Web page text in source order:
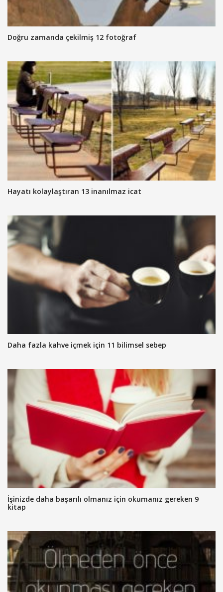
Doğru zamanda çekilmiş 12 fotoğraf
Hayatı kolaylaştıran 13 inanılmaz icat
Daha fazla kahve içmek için 11 bilimsel sebep
İşinizde daha başarılı olmanız için okumanız gereken 9
kitap